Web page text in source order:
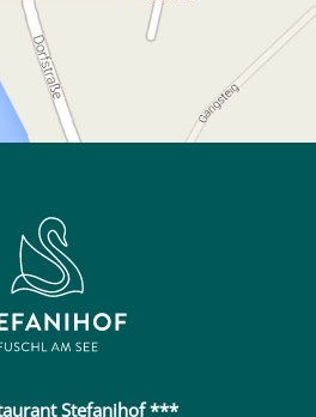
Stefanihof ***